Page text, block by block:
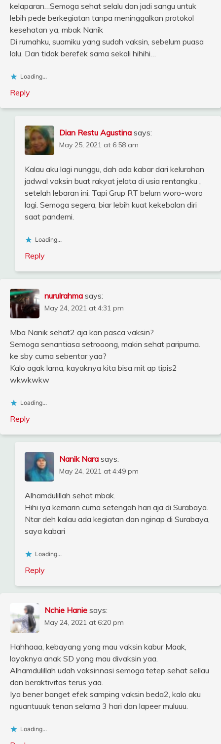
kelaparan…Semoga sehat selalu dan jadi sangu untuk
lebih pede berkegiatan tanpa meninggalkan protokol
kesehatan ya, mbak Nanik
Di rumahku, suamiku yang sudah vaksin, sebelum puasa
lalu. Dan tidak berefek sama sekali hihihi…
Loading...
Reply
Dian Restu Agustina says:
May 25, 2021 at 6:58 am
Kalau aku lagi nunggu, dah ada kabar dari kelurahan
jadwal vaksin buat rakyat jelata di usia rentangku ,
setelah lebaran ini. Tapi Grup RT belum woro-woro
lagi. Semoga segera, biar lebih kuat kekebalan diri
saat pandemi.
Loading...
Reply
nurulrahma says:
May 24, 2021 at 4:31 pm
Mba Nanik sehat2 aja kan pasca vaksin?
Semoga senantiasa setrooong, makin sehat paripurna.
ke sby cuma sebentar yaa?
Kalo agak lama, kayaknya kita bisa mit ap tipis2
wkwkwkw
Loading...
Reply
Nanik Nara says:
May 24, 2021 at 4:49 pm
Alhamdulillah sehat mbak.
Hihi iya kemarin cuma setengah hari aja di Surabaya.
Ntar deh kalau ada kegiatan dan nginap di Surabaya,
saya kabari
Loading...
Reply
Nchie Hanie says:
May 24, 2021 at 6:20 pm
Hahhaaa, kebayang yang mau vaksin kabur Maak,
layaknya anak SD yang mau divaksin yaa.
Alhamdulillah udah vaksinnasi semoga tetep sehat sellau
dan beraktivitas terus yaa.
Iya bener banget efek samping vaksin beda2, kalo aku
nguantuuuk tenan selama 3 hari dan lapeer muluuu.
Loading...